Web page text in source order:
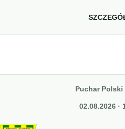
Puchar Polski
02.08.2026 ·